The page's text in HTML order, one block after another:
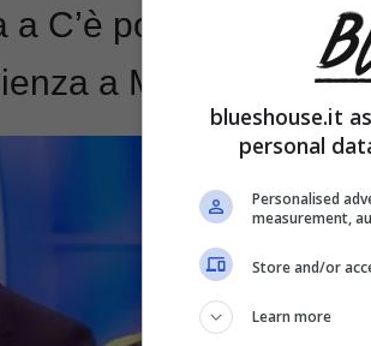
C’è posta per te, la
a Maria De
blueshouse.it
personal
Personalised
measurement,
Store and/or
Learn more